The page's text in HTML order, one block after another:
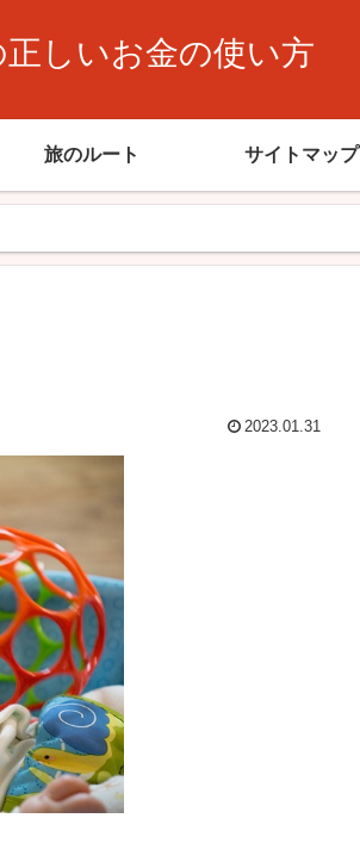
しいお金の使い方
旅のルート サイトマップ
2023.01.31